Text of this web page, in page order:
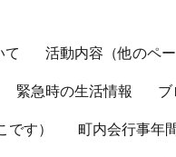
て 活動内容（他のペー
緊急時の生活情報 ブ
す） 町内会行事年